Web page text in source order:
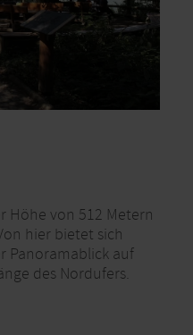
Höhe von 512 Metern
hier bietet sich
Panoramablick auf
des Nordufers.